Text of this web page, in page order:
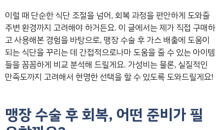
이럴 때 단순한 식단 조절을 넘어, 회복 과정을 편안하게 도와줄
주변 환경까지 고려해야 하거든요. 이 글에서는 제가 직접 구매하
고 사용해본 경험을 바탕으로, 맹장 수술 후 가스 배출에 도움이
되는 식단을 꾸리는 데 간접적으로나마 도움을 줄 수 있는 아이템
들을 꼼꼼하게 비교 분석해 드릴게요. 가성비는 물론, 실질적인
만족도까지 고려해서 현명한 선택을 할 수 있도록 도와드릴게요!
맹장 수술 후 회복, 어떤 준비가 필